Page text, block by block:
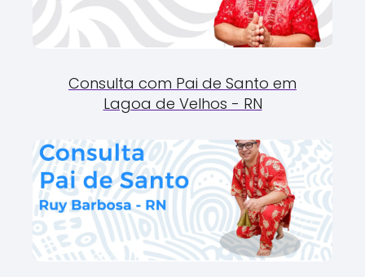
Consulta com Pai de Santo em
Lagoa de Velhos - RN